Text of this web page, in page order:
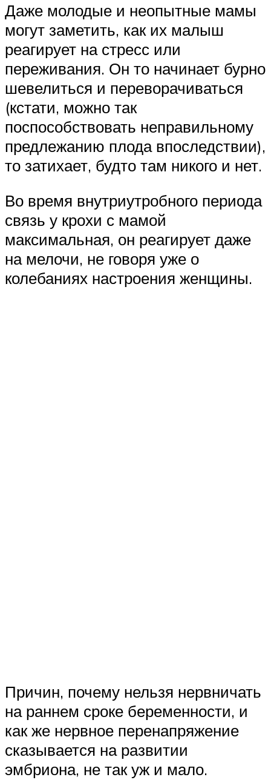
Даже молодые и неопытные мамы
могут заметить, как их малыш
реагирует на стресс или
переживания. Он то начинает бурно
шевелиться и переворачиваться
(кстати, можно так
поспособствовать неправильному
предлежанию плода впоследствии),
то затихает, будто там никого и нет.
Во время внутриутробного периода
связь у крохи с мамой
максимальная, он реагирует даже
на мелочи, не говоря уже о
колебаниях настроения женщины.
Причин, почему нельзя нервничать
на раннем сроке беременности, и
как же нервное перенапряжение
сказывается на развитии
эмбриона, не так уж и мало.